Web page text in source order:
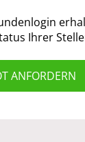
Ihrer
ANFORDERN